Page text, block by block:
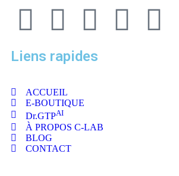
Liens rapides
ACCUEIL
E-BOUTIQUE
Dr.GTPAI
À PROPOS C-LAB
BLOG
CONTACT